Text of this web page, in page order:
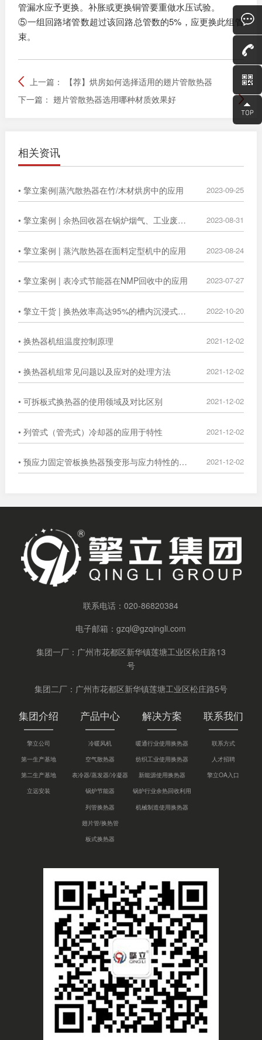
管漏水应予更换。补胀或更换铜管要重做水压试验。
⑤一组回路堵管数超过该回路总管数的5%，应更换此组管
束。
上一篇：
【荐】烘房如何选择适用的翅片管散热器
下一篇： 翅片管散热器选用哪种材质效果好
相关资讯
• 擎立案例|蒸汽散热器在竹/木材烘房中的应用 2023-09-25
• 擎立案例 | 余热回收器在锅炉烟气、工业废气中的广泛应用 2023-08-31
• 擎立案例 | 蒸汽散热器在面料定型机中的应用 2023-08-24
• 擎立案例 | 表冷式节能器在NMP回收中的应用 2023-07-27
• 擎立干货 | 换热效率高达95%的槽内沉浸式换热器 2022-10-20
• 换热器机组温度控制原理 2021-12-02
• 换热器机组常见问题以及应对的处理方法 2021-12-02
• 可拆板式换热器的使用领域及对比区别 2021-12-02
• 列管式（管壳式）冷却器的应用于特性 2021-12-02
• 预应力固定管板换热器预变形与应力特性的数值分析 2021-12-02
联系电话：020-86820384
电子邮箱：gzql@gzqingli.com
集团一厂：广州市花都区新华镇莲塘工业区松庄路13
号
集团二厂：广州市花都区新华镇莲塘工业区松庄路5号
集团介绍
擎立公司
第一生产基地
第二生产基地
立远安装
产品中心
冷暖风机
空气散热器
表冷器/蒸发器/冷凝器
锅炉节能器
列管换热器
翅片管/换热管
板式换热器
解决方案
暖通行业使用换热器
纺织工业使用换热器
新能源使用换热器
锅炉行业余热回收利用
机械制造使用换热器
联系我们
联系方式
人才招聘
擎立OA入口